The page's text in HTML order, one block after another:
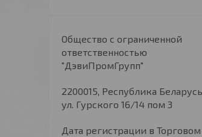
Общество с ограниченной
ответственностью
"ДэвиПромГрупп"
2200015, Республика
ул. Гурского 16/14 пом 3
Дата регистрации в Торговом